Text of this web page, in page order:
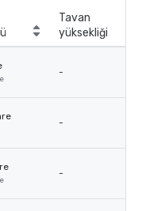
Tavan
yüksekliği
-
-
-